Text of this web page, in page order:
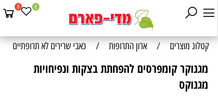
0 0
קטלוג מוצרים / ארון התרופות / כאבי שרירים לא תרופתיים
מגנוקר קומפרסים להפחתת בצקות ונפיחויות
מגנוקס